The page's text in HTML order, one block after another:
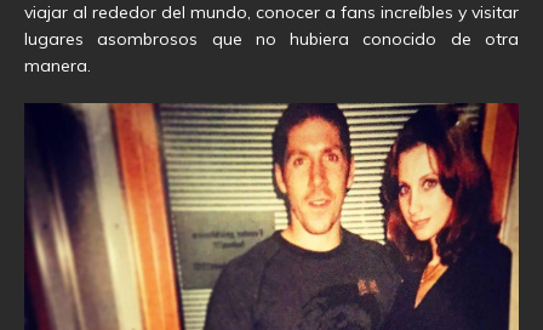
viajar al rededor del mundo, conocer a fans increíbles y visitar
lugares asombrosos que no hubiera conocido de otra
manera.